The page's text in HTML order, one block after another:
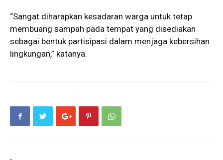
“Sangat diharapkan kesadaran warga untuk tetap
membuang sampah pada tempat yang disediakan
sebagai bentuk partisipasi dalam menjaga kebersihan
lingkungan,” katanya.